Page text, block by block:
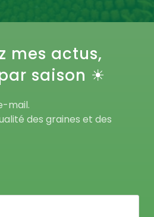
mes actus,
saison ☀
mail.
des graines et des